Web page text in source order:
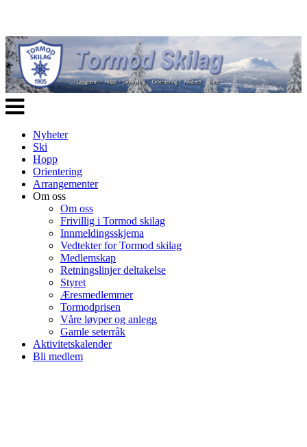
Veksle
navigasjon
Nyheter
Ski
Hopp
Orientering
Arrangementer
Om oss
Om oss
Frivillig i Tormod skilag
Innmeldingsskjema
Vedtekter for Tormod skilag
Medlemskap
Retningslinjer deltakelse
Styret
Æresmedlemmer
Tormodprisen
Våre løyper og anlegg
Gamle seterråk
Aktivitetskalender
Bli medlem